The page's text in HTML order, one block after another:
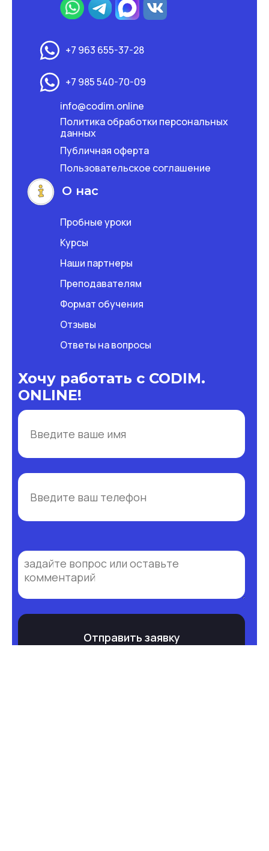
+7 963 655-37-28
+7 985 540-70-09
info@codim.online
Политика обработки персональных
данных
Публичная оферта
Пользовательское соглашение
О нас
Пробные уроки
Курсы
Наши партнеры
Преподавателям
Формат обучения
Отзывы
Ответы на вопросы
Хочу работать с CODIM.
ONLINE!
Отправить заявку